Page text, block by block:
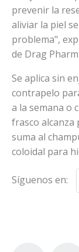
prevenir la
aliviar la piel
problema",
de Drag
Se aplica sin
contrapelo
a la semana o
frasco alcanza
suma al
coloidal para
Síguenos en: